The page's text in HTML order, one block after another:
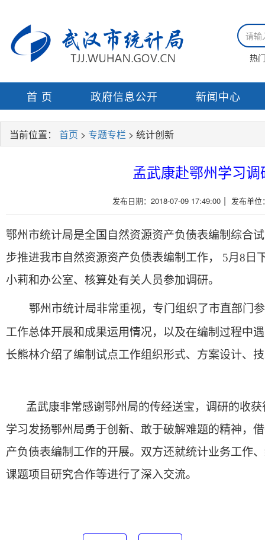
热
首 页 政府信息公开 新闻中心
当前位置： 首页 > 专题专栏 > 统计创新
孟武康赴鄂州学习
发布日期：2018-07-09 17:49:00 | 发布单位
鄂州市统计局是全国自然资源资产负债表编制综合
步推进我市自然资源资产负债表编制工作， 5月8
小莉和办公室、核算处有关人员参加调研。
鄂州市统计局非常重视，专门组织了市直部门
工作总体开展和成果运用情况，以及在编制过程中
长熊林介绍了编制试点工作组织形式、方案设计、
孟武康非常感谢鄂州局的传经送宝，调研的收
学习发扬鄂州局勇于创新、敢于破解难题的精神，
产负债表编制工作的开展。双方还就统计业务工作
课题项目研究合作等进行了深入交流。